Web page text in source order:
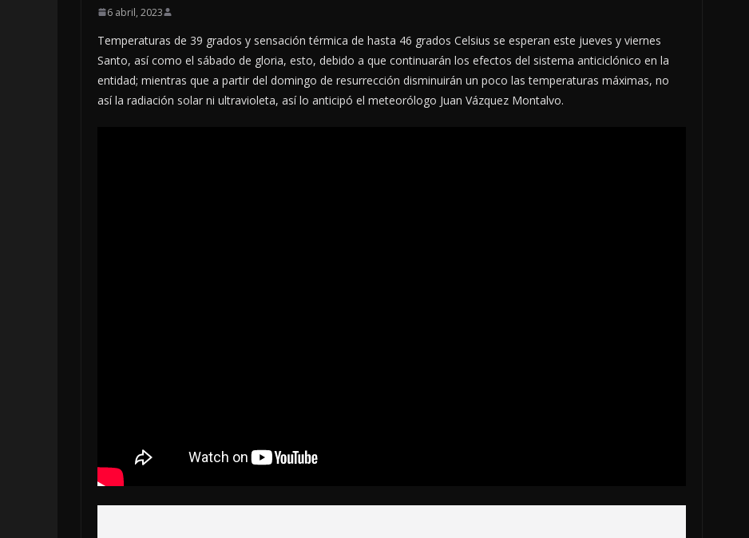
6 abril, 2023
Temperaturas de 39 grados y sensación térmica de hasta 46 grados Celsius se esperan este jueves y viernes
Santo, así como el sábado de gloria, esto, debido a que continuarán los efectos del sistema anticiclónico en la
entidad; mientras que a partir del domingo de resurrección disminuirán un poco las temperaturas máximas, no
así la radiación solar ni ultravioleta, así lo anticipó el meteorólogo Juan Vázquez Montalvo.